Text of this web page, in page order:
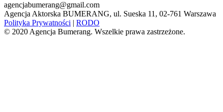
agencjabumerang@gmail.com
Agencja Aktorska BUMERANG, ul. Sueska 11, 02-761 Warszawa
Polityka Prywatności | RODO
© 2020 Agencja Bumerang. Wszelkie prawa zastrzeżone.